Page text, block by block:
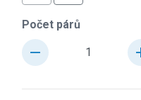
Počet párů
remove